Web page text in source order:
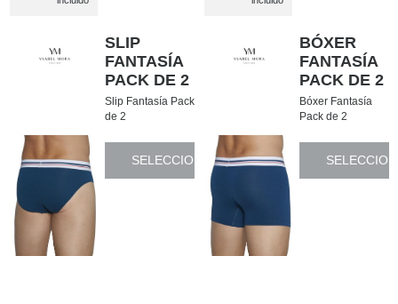
SLIP
FANTASÍA
PACK DE 2
Slip Fantasía Pack
de 2
SELECCIONAR
BÓXER
FANTASÍA
PACK DE 2
Bóxer Fantasía
Pack de 2